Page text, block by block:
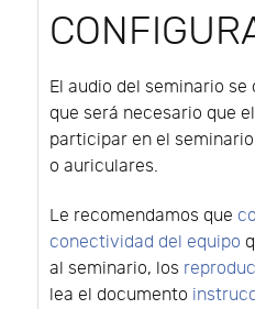
El audio del seminario se
que será necesario que
participar en el
o auriculares.
Le recomendamos que
conectividad del equipo
al seminario, los
lea el documento